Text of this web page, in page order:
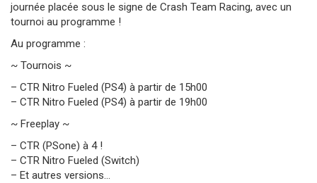
journée placée sous le signe de Crash Team Racing, avec un
tournoi au programme !
Au programme :
~ Tournois ~
– CTR Nitro Fueled (PS4) à partir de 15h00
– CTR Nitro Fueled (PS4) à partir de 19h00
~ Freeplay ~
– CTR (PSone) à 4 !
– CTR Nitro Fueled (Switch)
– Et autres versions…